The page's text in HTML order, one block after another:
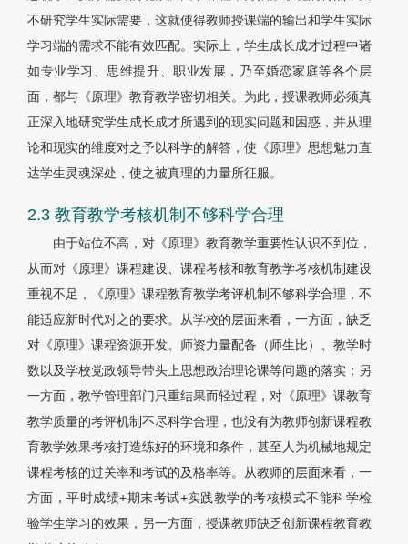
不研究学生实际需要，这就使得教师授课端的输出和学生实际
学习端的需求不能有效匹配。实际上，学生成长成才过程中诸
如专业学习、思维提升、职业发展，乃至婚恋家庭等各个层
面，都与《原理》教育教学密切相关。为此，授课教师必须真
正深入地研究学生成长成才所遇到的现实问题和困惑，并从理
论和现实的维度对之予以科学的解答，使《原理》思想魅力直
达学生灵魂深处，使之被真理的力量所征服。
2.3 教育教学考核机制不够科学合理
由于站位不高，对《原理》教育教学重要性认识不到位，
从而对《原理》课程建设、课程考核和教育教学考核机制建设
重视不足，《原理》课程教育教学考评机制不够科学合理，不
能适应新时代对之的要求。从学校的层面来看，一方面，缺乏
对《原理》课程资源开发、师资力量配备（师生比）、教学时
数以及学校党政领导带头上思想政治理论课等问题的落实；另
一方面，教学管理部门只重结果而轻过程，对《原理》课教育
教学质量的考评机制不尽科学合理，也没有为教师创新课程教
育教学效果考核打造练好的环境和条件，甚至人为机械地规定
课程考核的过关率和考试的及格率等。从教师的层面来看，一
方面，平时成绩+期末考试+实践教学的考核模式不能科学检
验学生学习的效果，另一方面，授课教师缺乏创新课程教育教